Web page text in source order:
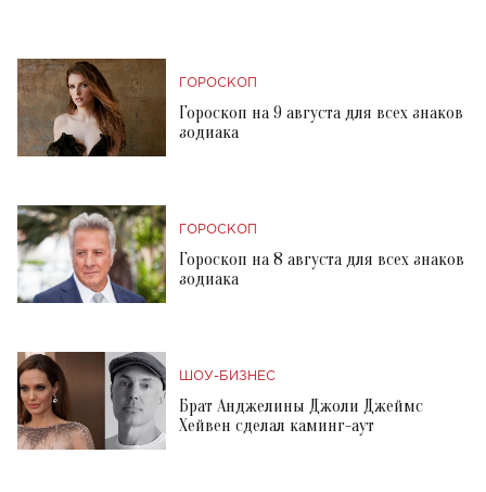
ГОРОСКОП
Гороскоп на 9 августа для всех знаков
зодиака
ГОРОСКОП
Гороскоп на 8 августа для всех знаков
зодиака
ШОУ-БИЗНЕС
Брат Анджелины Джоли Джеймс
Хейвен сделал каминг-аут